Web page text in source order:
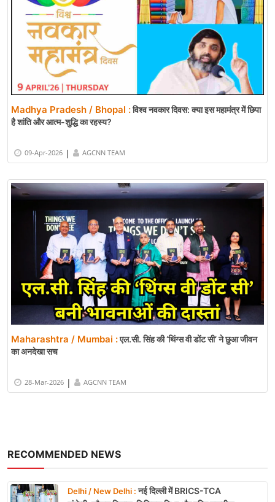
RECOMMENDED NEWS
Delhi / New Delhi :नई दिल्ली में BRICS-TCA
Madhya Pradesh / Bhopal :विश्व नवकार दिवस: क्या इस महामंत्र में छिपा
है शांति और आत्म-शुद्धि का रहस्य?
09-Apr-2026 | AGCNN TEAM
Maharashtra / Mumbai :एल.सी. सिंह की ‘थिंग्स वी डोंट सी’ ने छुआ जीवन
का अनदेखा सच
28-Mar-2026 | AGCNN TEAM